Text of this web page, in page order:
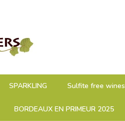
SPARKLING Sulfite free wines
BORDEAUX EN PRIMEUR 2025